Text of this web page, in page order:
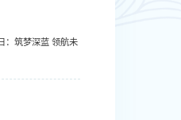
：筑梦深蓝 领航未